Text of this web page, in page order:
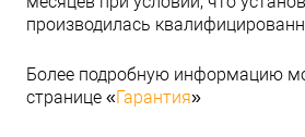
производилась
Более подробную информацию
странице «Гарантия»